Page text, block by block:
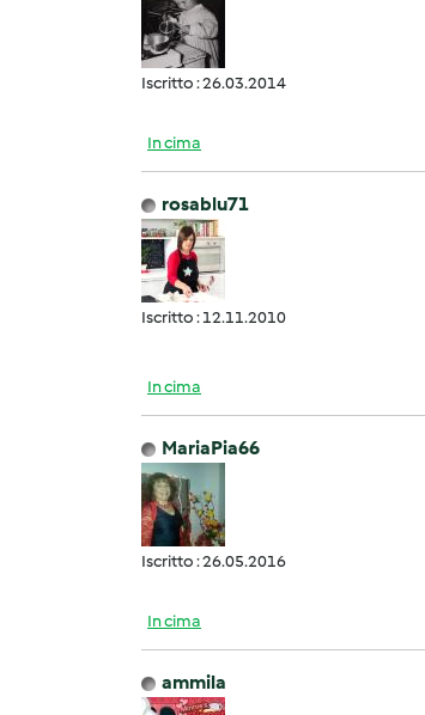
Iscritto : 26.03.2014
In cima
rosablu71
Iscritto : 12.11.2010
In cima
MariaPia66
Iscritto : 26.05.2016
In cima
ammila